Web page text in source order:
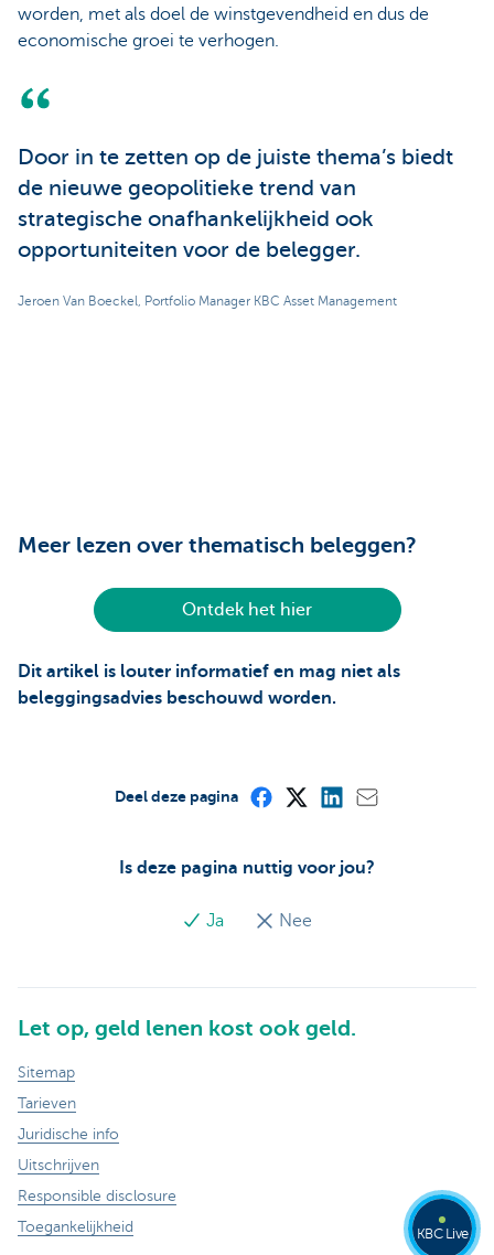
worden, met als doel de winstgevendheid en dus de
economische groei te verhogen.
Door in te zetten op de juiste thema’s biedt
de nieuwe geopolitieke trend van
strategische onafhankelijkheid ook
opportuniteiten voor de belegger.
Jeroen Van Boeckel, Portfolio Manager KBC Asset Management
Meer lezen over thematisch beleggen?
Ontdek het hier
Dit artikel is louter informatief en mag niet als
beleggingsadvies beschouwd worden.
Is deze pagina nuttig voor jou?
Ja Nee
Deel deze pagina
Let op, geld lenen kost ook geld.
Sitemap
Tarieven
Juridische info
Uitschrijven
Responsible disclosure
Toegankelijkheid
KBC Live